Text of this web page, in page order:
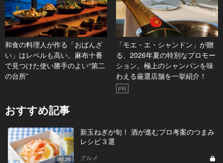
和食の料理人が作る「おばんざ
い」はレベルも高い。麻布十番
で見つけた使い勝手のよい“第二
の台所”
「モエ・エ・シャンドン」が贈
る、2026年夏の特別なプロモー
ション。極上のシャンパンを味
わえる厳選店舗を一挙紹介！
PR
おすすめ記事
Vol.26
新玉ねぎが旬！ 酒が進むプロ考案のつまみ
レシピ３選
グルメ